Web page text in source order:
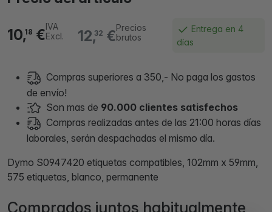
12,32 €Precios
brutos
10,18 €IVA
Excl.
Entrega en 4
días
Compras superiores a 350,- No paga los gastos
de envío!
Son mas de 90.000 clientes satisfechos
Compras realizadas antes de las 21:00 horas días
laborales, serán despachadas el mismo día.
Dymo S0947420 etiquetas compatibles, 102mm x 59mm,
575 etiquetas, blanco, permanente
Comprados juntos habitualmente